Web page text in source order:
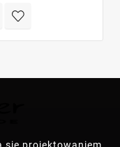
się projektowaniem